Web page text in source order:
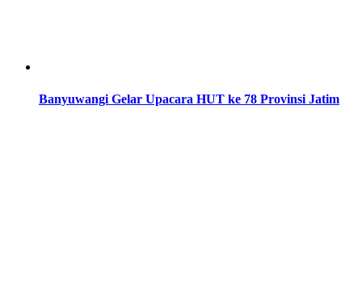
Banyuwangi Gelar Upacara HUT ke 78 Provinsi Jatim